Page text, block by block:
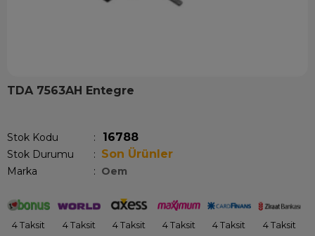
TDA 7563AH Entegre
kişi sepetine ekledi!
Stok Kodu 16788
Stok Durumu : Son Ürünler
Marka : Oem
4 Taksit 4 Taksit 4 Taksit 4 Taksit 4 Taksit 4 Taksit